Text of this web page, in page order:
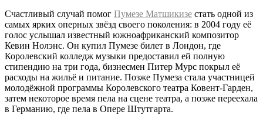
Счастливый случай помог Пумезе Матшикизе стать одной из
самых ярких оперных звёзд своего поколения: в 2004 году её
голос услышал известный южноафриканский композитор
Кевин Нолэнс. Он купил Пумезе билет в Лондон, где
Королевский колледж музыки предоставил ей полную
стипендию на три года, бизнесмен Питер Мурс покрыл её
расходы на жильё и питание. Позже Пумеза стала участницей
молодёжной программы Королевского театра Ковент-Гарден,
затем некоторое время пела на сцене театра, а позже переехала
в Германию, где пела в Опере Штутгарта.